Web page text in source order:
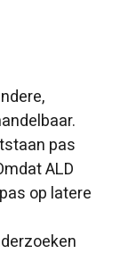
pas
ALD
op latere